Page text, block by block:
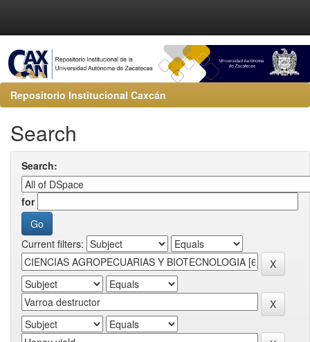
Repositorio Institucional Caxcán
Search
Search:
for
Current filters: